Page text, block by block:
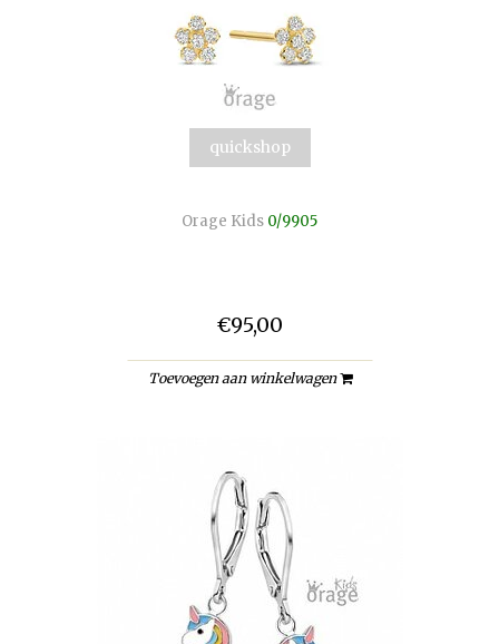
quickshop
Orage Kids 0/9905
€95,00
Toevoegen aan winkelwagen